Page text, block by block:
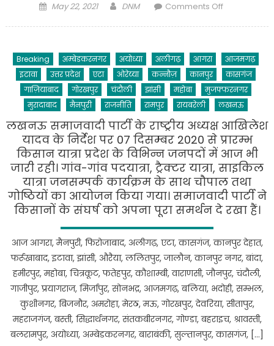
Posted
May 22, 2021 Author
DNM Comments Offon
प्रसाद
मौर्य
के
बेटे
रायबरेली
में
हुई
शादी,
कई
प्रमुख
नेता
अधिकारी
हुए
शामिल,
देखें
तस्वीरें।
Breaking अम्बेडकरनगर अयोध्या अलीगढ़ आगरा
आजमगढ़
इटावा
उत्तर प्रदेश एटा ओरेय्या कन्नौज़ कानपुर
कासगंज
गाज़ियाबाद
गोरखपुर चंदौली झांसी महोबा
मुजफ्फरनगर
मुरादाबाद
मैनपुरी राजनीति रामपुर रायबरेली लखनऊ
लखनऊ समाजवादी पार्टी के राष्ट्रीय अध्यक्ष आखिलेश
यादव के निर्देश पर 07 दिसम्बर 2020 से प्रारम्भ
किसान यात्रा प्रदेश के विभिन्न जनपदों में आज भी
जारी रही। गांव-गांव पदयात्रा, ट्रैक्टर यात्रा, साइकिल
यात्रा जनसम्पर्क कार्यक्रम के साथ चौपाल तथा
गोष्ठियों का आयोजन किया गया। समाजवादी पार्टी ने
किसानों के संघर्ष को अपना पूरा समर्थन दे रखा हैं।
आज आगरा, मैनपुरी, फिरोजाबाद, अलीगढ़, एटा, कासगंज, कानपुर देहात,
फर्रूखाबाद, इटावा, झांसी, औरैया, ललितपुर, जालौन, कानपुर नगर, बांदा,
हमीरपुर, महोबा, चित्रकूट, फतेहपुर, कौशाम्बी, वाराणसी, जौनपुर, चंदौली,
गाजीपुर, प्रयागराज, मिर्जापुर, सोनभद्र, आजमगढ़, बलिया, भदोही, सम्भल,
कुशीनगर, बिजनौर, अमरोहा, मेरठ, मऊ, गोरखपुर, देवरिया, सीतापुर,
महराजगंज, बस्ती, सिद्धार्थनगर, संतकबीरनगर, गोण्डा, बहराइच, श्रावस्ती,
बलरामपुर, अयोध्या, अम्बेडकरनगर, बाराबंकी, सुल्तानपुर, कासगंज, […]